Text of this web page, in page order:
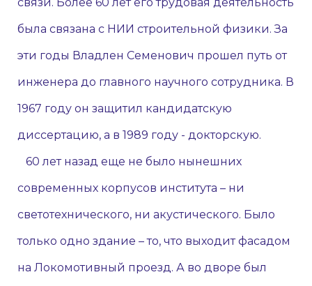
была связана с НИИ строительной физики. За
эти годы Владлен Семенович прошел путь от
инженера до главного научного сотрудника. В
1967 году он защитил кандидатскую
диссертацию, а в 1989 году - докторскую.
60 лет назад еще не было нынешних
современных корпусов института – ни
светотехнического, ни акустического. Было
только одно здание – то, что выходит фасадом
на Локомотивный проезд. А во дворе был